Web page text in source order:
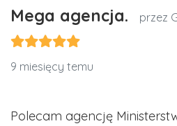
Mega agencja. przez
9 miesięcy temu
Polecam agencję